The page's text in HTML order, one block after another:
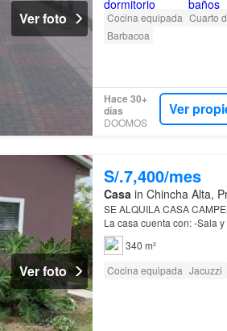
Ver foto
Cocina equipada Cuarto
Barbacoa
Hace 30+
días
DOOMOS
Ver
Ver foto
S/.7,400/mes
Casa in Chincha Alta,
SE ALQUILA CASA
La casa cuenta con: -Sala
y equipada con una isla
340 m²
Cocina equipada Jacuzzi